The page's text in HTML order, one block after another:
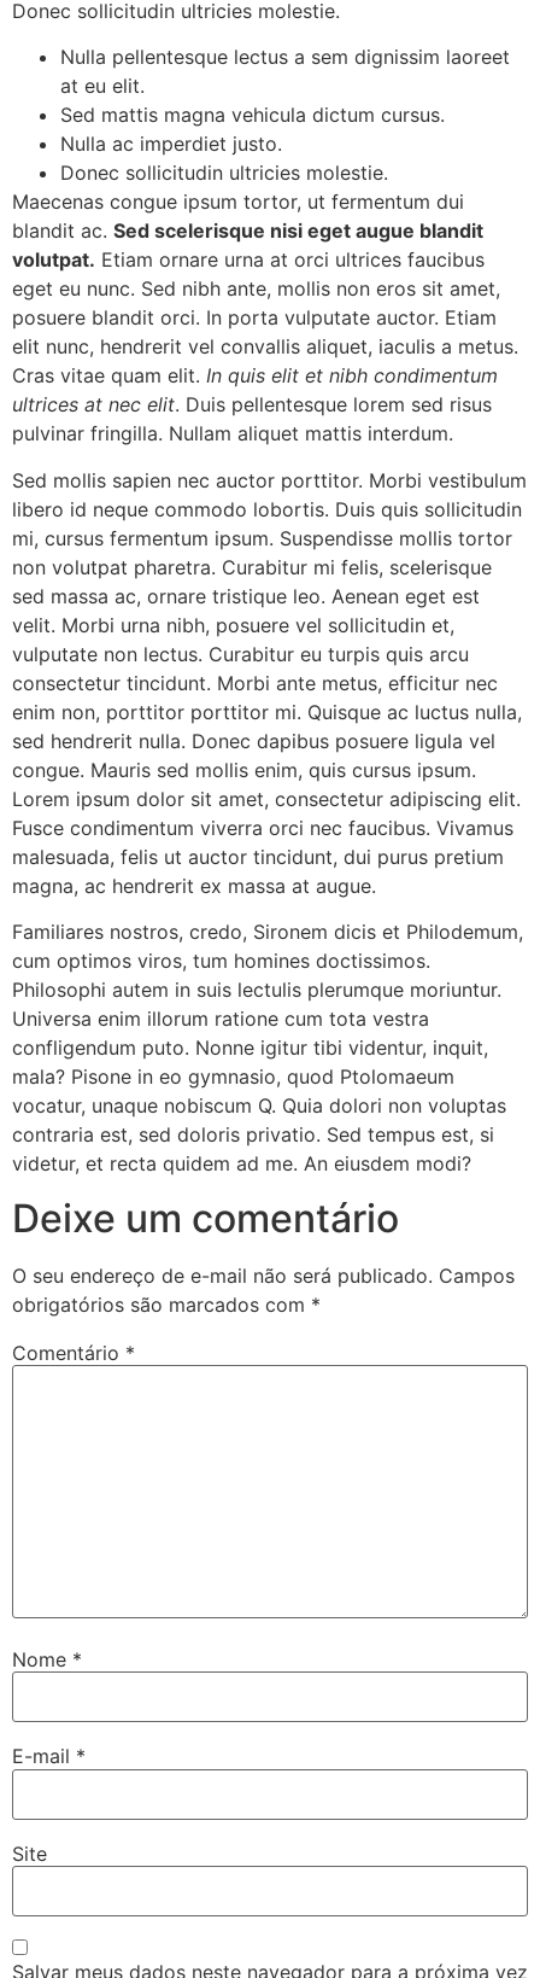
Donec sollicitudin ultricies molestie.
Nulla pellentesque lectus a sem dignissim laoreet
at eu elit.
Sed mattis magna vehicula dictum cursus.
Nulla ac imperdiet justo.
Donec sollicitudin ultricies molestie.
Maecenas congue ipsum tortor, ut fermentum dui
blandit ac. Sed scelerisque nisi eget augue blandit
volutpat. Etiam ornare urna at orci ultrices faucibus
eget eu nunc. Sed nibh ante, mollis non eros sit amet,
posuere blandit orci. In porta vulputate auctor. Etiam
elit nunc, hendrerit vel convallis aliquet, iaculis a metus.
Cras vitae quam elit. In quis elit et nibh condimentum
ultrices at nec elit. Duis pellentesque lorem sed risus
pulvinar fringilla. Nullam aliquet mattis interdum.
Sed mollis sapien nec auctor porttitor. Morbi vestibulum
libero id neque commodo lobortis. Duis quis sollicitudin
mi, cursus fermentum ipsum. Suspendisse mollis tortor
non volutpat pharetra. Curabitur mi felis, scelerisque
sed massa ac, ornare tristique leo. Aenean eget est
velit. Morbi urna nibh, posuere vel sollicitudin et,
vulputate non lectus. Curabitur eu turpis quis arcu
consectetur tincidunt. Morbi ante metus, efficitur nec
enim non, porttitor porttitor mi. Quisque ac luctus nulla,
sed hendrerit nulla. Donec dapibus posuere ligula vel
congue. Mauris sed mollis enim, quis cursus ipsum.
Lorem ipsum dolor sit amet, consectetur adipiscing elit.
Fusce condimentum viverra orci nec faucibus. Vivamus
malesuada, felis ut auctor tincidunt, dui purus pretium
magna, ac hendrerit ex massa at augue.
Familiares nostros, credo, Sironem dicis et Philodemum,
cum optimos viros, tum homines doctissimos.
Philosophi autem in suis lectulis plerumque moriuntur.
Universa enim illorum ratione cum tota vestra
confligendum puto. Nonne igitur tibi videntur, inquit,
mala? Pisone in eo gymnasio, quod Ptolomaeum
vocatur, unaque nobiscum Q. Quia dolori non voluptas
contraria est, sed doloris privatio. Sed tempus est, si
videtur, et recta quidem ad me. An eiusdem modi?
Deixe um comentário
O seu endereço de e-mail não será publicado. Campos
obrigatórios são marcados com *
Comentário *
Nome *
E-mail *
Site
Salvar meus dados neste navegador para a próxima vez